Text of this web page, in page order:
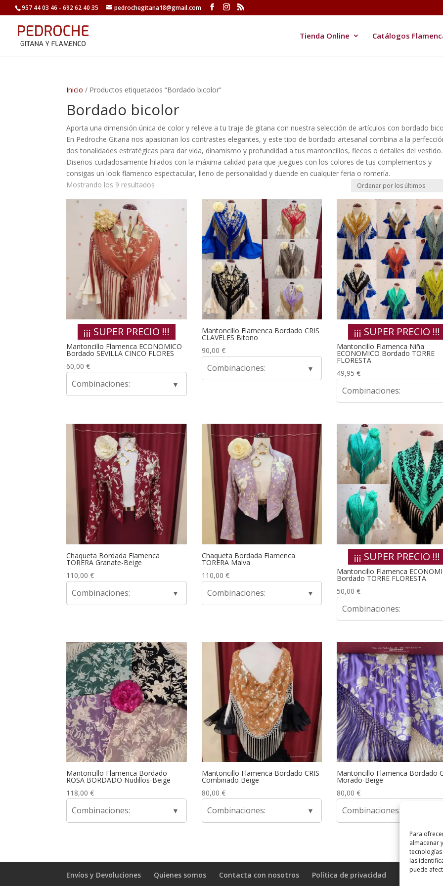
Para
almacenar
las
puede
957 44 03 46 - 692 62 40 35 pedrochegitana18@gmail.com
Tienda Online Catálogos
Inicio / Productos etiquetados “Bordado bicolor”
Bordado bicolor
Aporta una dimensión única de color y relieve a tu traje de gitana con nuestra selección de artículos con bordado
En Pedroche Gitana nos apasionan los contrastes elegantes, y este tipo de bordado artesanal combina a la
dos tonalidades estratégicas para dar vida, dinamismo y profundidad a tus mantoncillos, flecos o detalles del vestido.
Diseños cuidadosamente hilados con la máxima calidad para que juegues con los colores de tus complementos y
consigas un look flamenco espectacular, lleno de personalidad y duende en cualquier feria o romería.
Mostrando los 9 resultados
¡¡¡ SUPER PRECIO !!!
Mantoncillo Flamenca ECONOMICO
Bordado SEVILLA CINCO FLORES
60,00€
Combinaciones:
Mantoncillo Flamenca Bordado CRIS
CLAVELES Bitono
90,00 €
Combinaciones:
¡¡¡ SUPER PRECIO !!!
Mantoncillo Flamenca Niña
ECONOMICO Bordado TORRE
FLORESTA
49,95€
Combinaciones:
Chaqueta Bordada Flamenca
TORERA Granate-Beige
110,00€
Combinaciones:
Chaqueta Bordada Flamenca
TORERA Malva
110,00 €
Combinaciones:
¡¡¡ SUPER PRECIO !!!
Mantoncillo Flamenca
Bordado TORRE FLORESTA
50,00€
Combinaciones:
Mantoncillo Flamenca Bordado
ROSA BORDADO Nudillos-Beige
118,00€
Combinaciones:
Mantoncillo Flamenca Bordado CRIS
Combinado Beige
80,00 €
Combinaciones:
Mantoncillo Flamenca Bordado
Morado-Beige
80,00€
Combinaciones:
Envíos y Devoluciones Quienes somos Contacta con nosotros Política de privacidad Políticas de